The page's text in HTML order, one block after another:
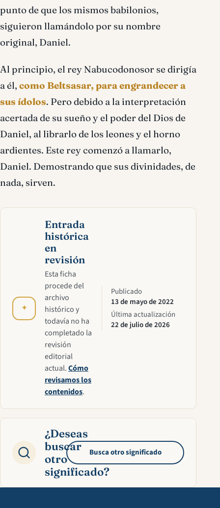
punto de que los mismos babilonios,
siguieron llamándolo por su nombre
original, Daniel.
Al principio, el rey Nabucodonosor se dirigía
a él, como Beltsasar, para engrandecer a
sus ídolos. Pero debido a la interpretación
acertada de su sueño y el poder del Dios de
Daniel, al librarlo de los leones y el horno
ardientes. Este rey comenzó a llamarlo,
Daniel. Demostrando que sus divinidades, de
nada, sirven.
✦
Entrada
histórica
en
revisión
Esta ficha
procede del
archivo
histórico y
todavía no ha
completado la
revisión
editorial
actual.Cómo
revisamos los
contenidos.
Publicado
13 de mayo de 2022
Última actualización
22 de julio de 2026
¿Deseas
buscar
otro
significado?
Busca otro significado